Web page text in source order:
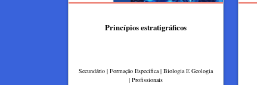
Princípios estratigráficos
Secundário | Formação Específica | Biologia E Geologia
| Profissionais